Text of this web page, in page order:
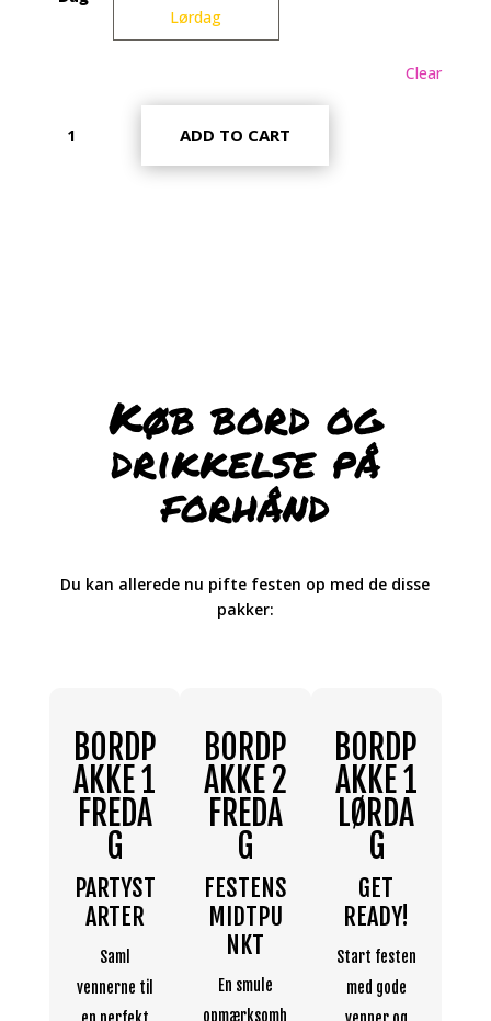
Lørdag
Clear
quantity
ADD TO CART
Køb bord og
drikkelse på
forhånd
Du kan allerede nu pifte festen op med de disse
pakker:
BORDP
AKKE 1
FREDA
G
PARTYST
ARTER
Saml
vennerne til
BORDP
AKKE 2
FREDA
G
FESTENS
MIDTPU
NKT
En smule
opmærksomh
BORDP
AKKE 1
LØRDA
G
GET
READY!
Start festen
med gode